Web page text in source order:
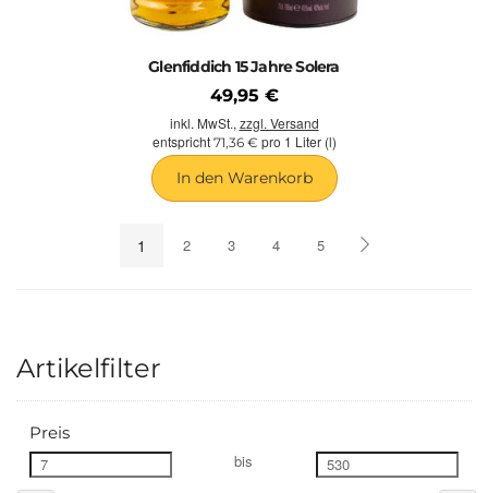
Glenfiddich 15 Jahre Solera
49,95 €
inkl. MwSt., zzgl. Versand
entspricht 71,36 € pro 1 Liter (l)
In den Warenkorb
1 2 3 4 5
Artikelfilter
Preis
bis